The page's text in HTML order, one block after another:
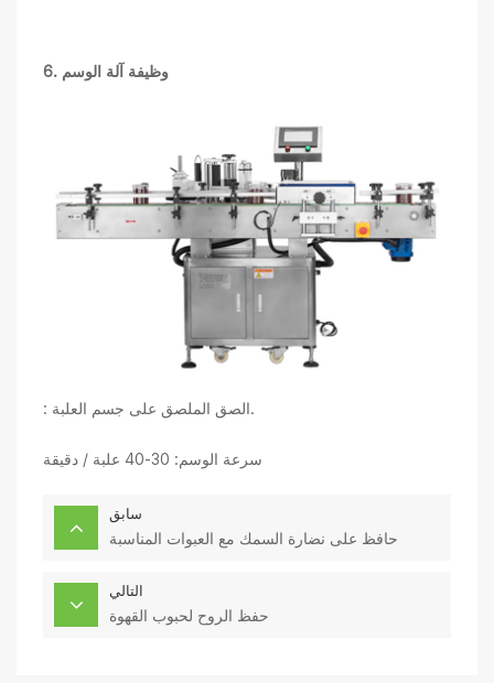
6. وظيفة آلة الوسم
: الصق الملصق على جسم العلبة.
سرعة الوسم: 30-40 علبة / دقيقة
سابق
حافظ على نضارة السمك مع العبوات المناسبة
التالي
حفظ الروح لحبوب القهوة